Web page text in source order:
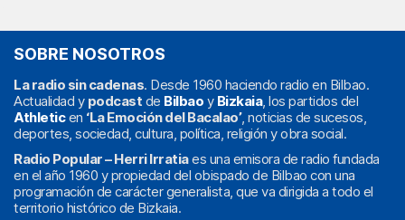
SOBRE NOSOTROS
La radio sin cadenas. Desde 1960 haciendo radio en Bilbao.
Actualidad y podcast de Bilbao y Bizkaia, los partidos del
Athleticen ‘La Emoción del Bacalao’, noticias de sucesos,
deportes, sociedad, cultura, política, religión y obra social.
Radio Popular – Herri Irratiaes una emisora de radio fundada
en el año 1960 y propiedad del obispado de Bilbao con una
programación de carácter generalista, que va dirigida a todo el
territorio histórico de Bizkaia.